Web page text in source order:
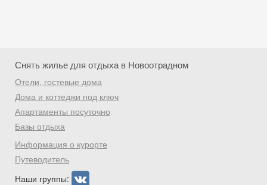
Снять жилье для отдыха в Новоотрадном
Отели, гостевые дома
Дома и коттеджи под ключ
Апартаменты посуточно
Базы отдыха
Информация о курорте
Путеводитель
Наши группы:
Скидка −5%
Хочешь дешевле? Оставь почту и получи
промокод на первое бронирование!